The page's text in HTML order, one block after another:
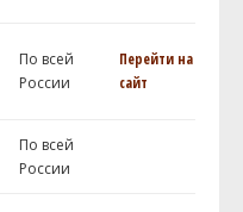
По всей
России
Перейти на
сайт
По всей
России